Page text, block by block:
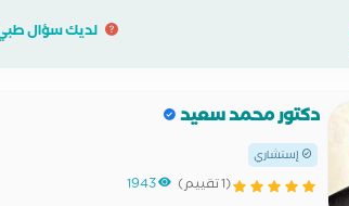
لديك سؤال
دكتور محمد سعيد
إستشاري
(1 تقييم) 1943